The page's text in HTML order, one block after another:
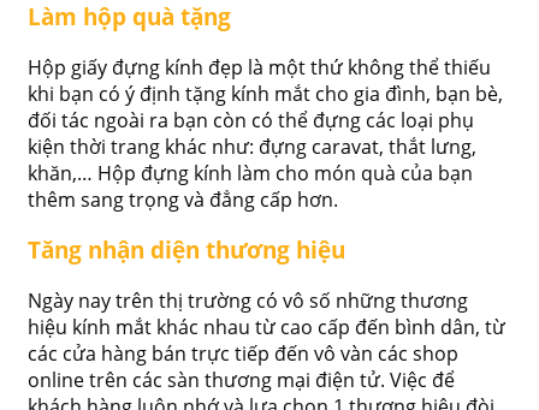
Làm hộp quà tặng
Hộp giấy đựng kính đẹp là một thứ không thể thiếu
khi bạn có ý định tặng kính mắt cho gia đình, bạn bè,
đối tác ngoài ra bạn còn có thể đựng các loại phụ
kiện thời trang khác như: đựng caravat, thắt lưng,
khăn,… Hộp đựng kính làm cho món quà của bạn
thêm sang trọng và đẳng cấp hơn.
Tăng nhận diện thương hiệu
Ngày nay trên thị trường có vô số những thương
hiệu kính mắt khác nhau từ cao cấp đến bình dân, từ
các cửa hàng bán trực tiếp đến vô vàn các shop
online trên các sàn thương mại điện tử. Việc để